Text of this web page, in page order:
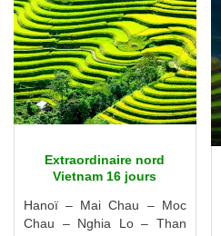
Extraordinaire nord
Vietnam 16 jours
Hanoï – Mai Chau – Moc
Chau – Nghia Lo – Than